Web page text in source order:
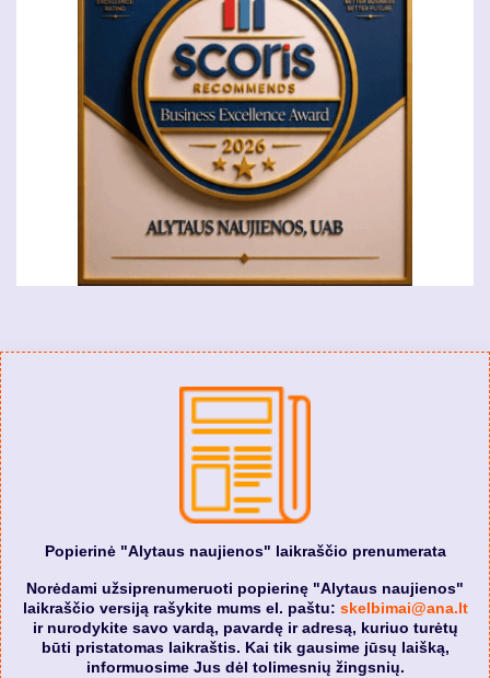
Popierinė "Alytaus naujienos" laikraščio prenumerata
Norėdami užsiprenumeruoti popierinę "Alytaus naujienos"
laikraščio versiją rašykite mums el. paštu: skelbimai@ana.lt
ir nurodykite savo vardą, pavardę ir adresą, kuriuo turėtų
būti pristatomas laikraštis. Kai tik gausime jūsų laišką,
informuosime Jus dėl tolimesnių žingsnių.